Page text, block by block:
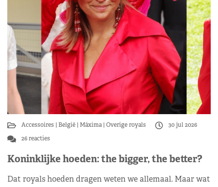
Accessoires België Máxima Overige royals
30 jul 2026
26 reacties
Koninklijke hoeden: the bigger, the better?
Dat royals hoeden dragen weten we allemaal. Maar wat